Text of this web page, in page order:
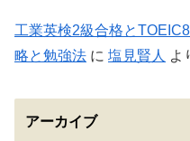
工業英検2級合格と
略と勉強法 に 塩見賢人 よ
アーカイブ